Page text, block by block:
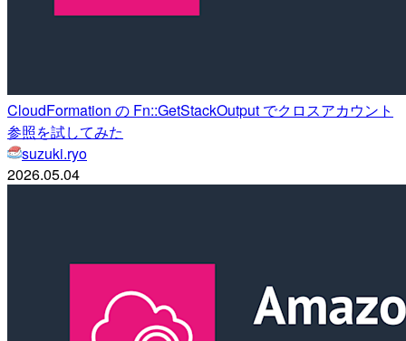
CloudFormation の Fn::GetStackOutput でクロスアカウント
参照を試してみた
suzuki.ryo
2026.05.04